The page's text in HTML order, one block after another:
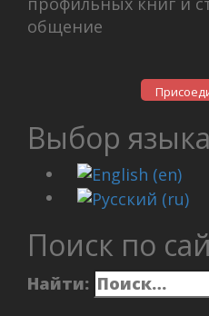
общение
Выбор
Поиск по
Найти: